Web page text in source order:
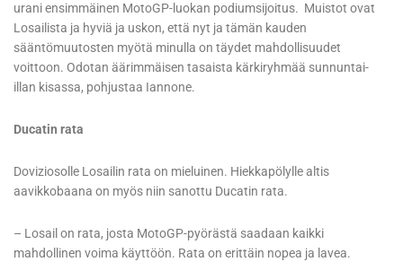
urani ensimmäinen MotoGP-luokan podiumsijoitus. Muistot ovat
Losailista ja hyviä ja uskon, että nyt ja tämän kauden
sääntömuutosten myötä minulla on täydet mahdollisuudet
voittoon. Odotan äärimmäisen tasaista kärkiryhmää sunnuntai-
illan kisassa, pohjustaa Iannone.
Ducatin rata
Doviziosolle Losailin rata on mieluinen. Hiekkapölylle altis
aavikkobaana on myös niin sanottu Ducatin rata.
– Losail on rata, josta MotoGP-pyörästä saadaan kaikki
mahdollinen voima käyttöön. Rata on erittäin nopea ja lavea.